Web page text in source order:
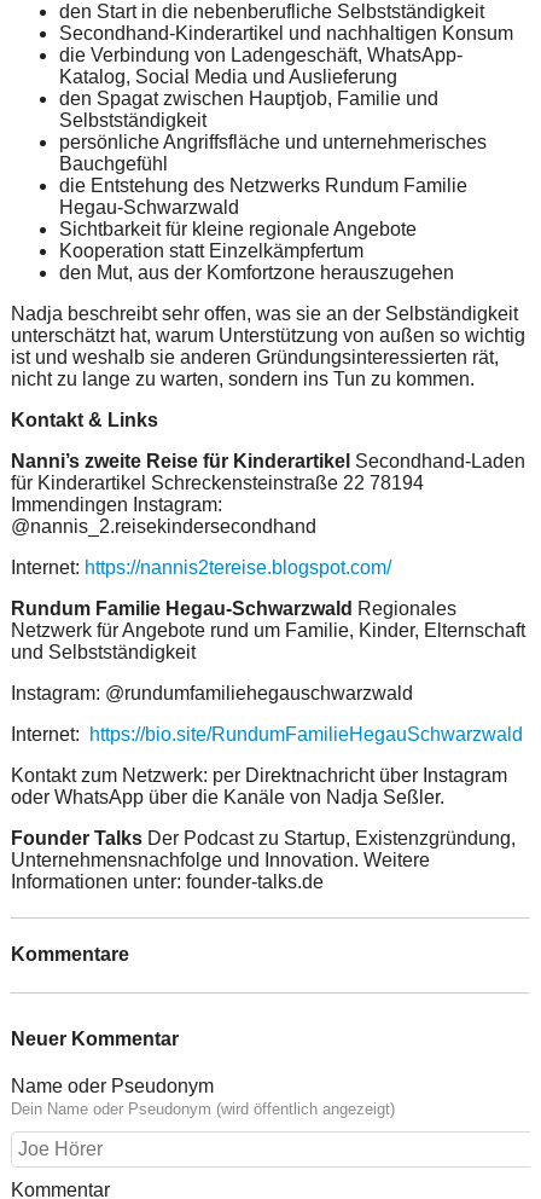
den Start in die nebenberufliche Selbstständigkeit
Secondhand-Kinderartikel und nachhaltigen Konsum
die Verbindung von Ladengeschäft, WhatsApp-
Katalog, Social Media und Auslieferung
den Spagat zwischen Hauptjob, Familie und
Selbstständigkeit
persönliche Angriffsfläche und unternehmerisches
Bauchgefühl
die Entstehung des Netzwerks Rundum Familie
Hegau-Schwarzwald
Sichtbarkeit für kleine regionale Angebote
Kooperation statt Einzelkämpfertum
den Mut, aus der Komfortzone herauszugehen
Nadja beschreibt sehr offen, was sie an der Selbständigkeit
unterschätzt hat, warum Unterstützung von außen so wichtig
ist und weshalb sie anderen Gründungsinteressierten rät,
nicht zu lange zu warten, sondern ins Tun zu kommen.
Kontakt & Links
Nanni’s zweite Reise für Kinderartikel Secondhand-Laden
für Kinderartikel Schreckensteinstraße 22 78194
Immendingen Instagram:
@nannis_2.reisekindersecondhand
Internet: https://nannis2tereise.blogspot.com/
Rundum Familie Hegau-Schwarzwald Regionales
Netzwerk für Angebote rund um Familie, Kinder, Elternschaft
und Selbstständigkeit
Instagram: @rundumfamiliehegauschwarzwald
Internet:
https://bio.site/RundumFamilieHegauSchwarzwald
Kontakt zum Netzwerk: per Direktnachricht über Instagram
oder WhatsApp über die Kanäle von Nadja Seßler.
Founder TalksDer Podcast zu Startup, Existenzgründung,
Unternehmensnachfolge und Innovation. Weitere
Informationen unter: founder-talks.de
Kommentare
Neuer Kommentar
Name oder Pseudonym
Dein Name oder Pseudonym (wird öffentlich angezeigt)
Kommentar